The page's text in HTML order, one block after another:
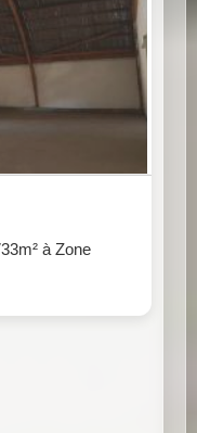
à Zone